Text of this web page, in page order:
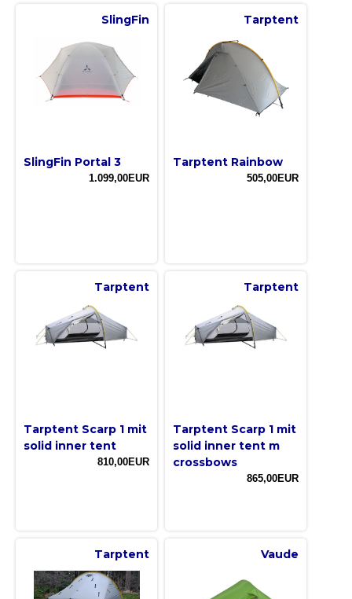
SlingFin
SlingFin Portal 3
1.099,00EUR
Tarptent
Tarptent Rainbow
505,00EUR
Tarptent
Tarptent Scarp 1 mit
solid inner tent
810,00EUR
Tarptent
Tarptent Scarp 1 mit
solid inner tent m
crossbows
865,00EUR
Tarptent Vaude